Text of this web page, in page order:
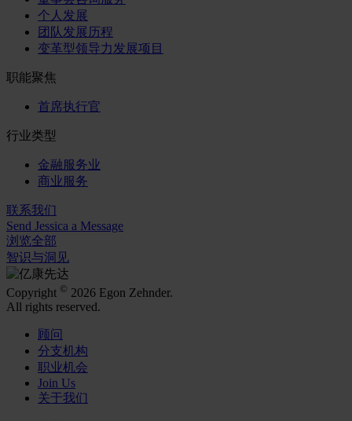
个人发展
团队发展历程
变革型领导力发展项目
职能聚焦
首席执行官
行业类型
金融服务业
商业服务
联系我们
Send Jessica a Message
浏览全部
智识与洞见
Copyright © 2026 Egon Zehnder.
All rights reserved.
顾问
分支机构
职业机会
Join Us
关于我们